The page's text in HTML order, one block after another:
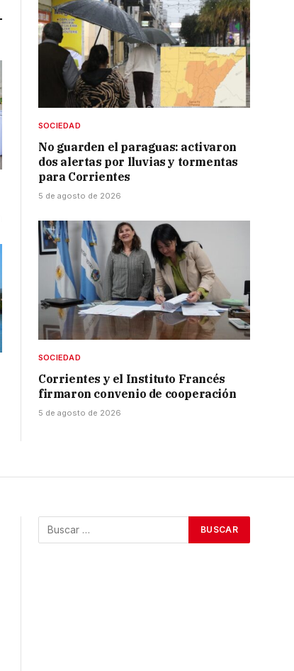
SOCIEDAD
No guarden el paraguas: activaron
dos alertas por lluvias y tormentas
para Corrientes
5 de agosto de 2026
SOCIEDAD
Corrientes y el Instituto Francés
firmaron convenio de cooperación
5 de agosto de 2026